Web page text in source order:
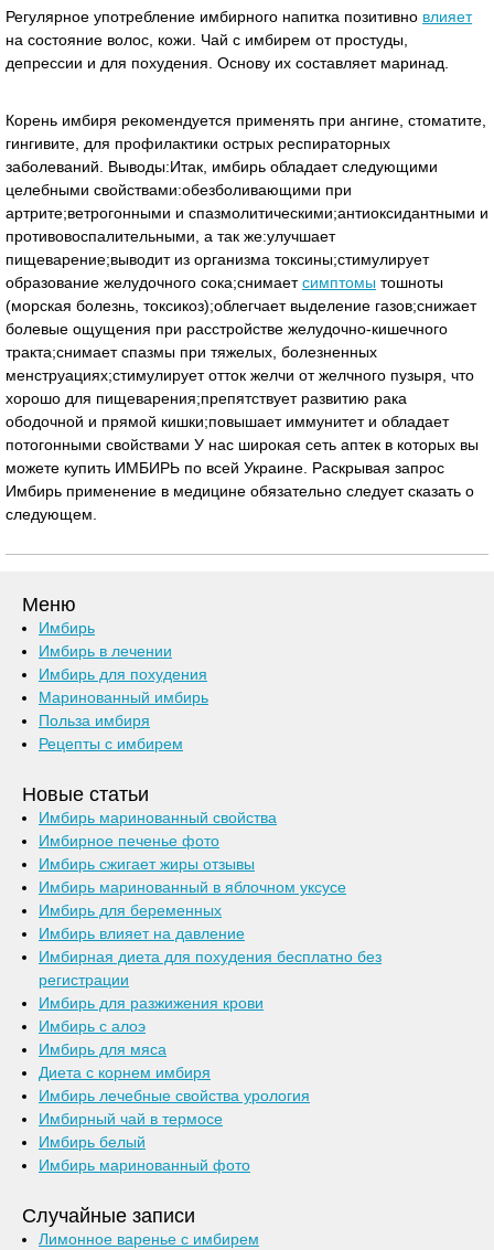
Регулярное употребление имбирного напитка позитивно влияет
на состояние волос, кожи. Чай с имбирем от простуды,
депрессии и для похудения. Основу их составляет маринад.
Корень имбиря рекомендуется применять при ангине, стоматите,
гингивите, для профилактики острых респираторных
заболеваний. Выводы:Итак, имбирь обладает следующими
целебными свойствами:обезболивающими при
артрите;ветрогонными и спазмолитическими;антиоксидантными и
противовоспалительными, а так же:улучшает
пищеварение;выводит из организма токсины;стимулирует
образование желудочного сока;снимаетсимптомы тошноты
(морская болезнь, токсикоз);облегчает выделение газов;снижает
болевые ощущения при расстройстве желудочно-кишечного
тракта;снимает спазмы при тяжелых, болезненных
менструациях;стимулирует отток желчи от желчного пузыря, что
хорошо для пищеварения;препятствует развитию рака
ободочной и прямой кишки;повышает иммунитет и обладает
потогонными свойствами У нас широкая сеть аптек в которых вы
можете купить ИМБИРЬ по всей Украине. Раскрывая запрос
Имбирь применение в медицине обязательно следует сказать о
следующем.
Меню
Имбирь
Имбирь в лечении
Имбирь для похудения
Маринованный имбирь
Польза имбиря
Рецепты с имбирем
Новые статьи
Имбирь маринованный свойства
Имбирное печенье фото
Имбирь сжигает жиры отзывы
Имбирь маринованный в яблочном уксусе
Имбирь для беременных
Имбирь влияет на давление
Имбирная диета для похудения бесплатно без
регистрации
Имбирь для разжижения крови
Имбирь с алоэ
Имбирь для мяса
Диета с корнем имбиря
Имбирь лечебные свойства урология
Имбирный чай в термосе
Имбирь белый
Имбирь маринованный фото
Случайные записи
Лимонное варенье с имбирем